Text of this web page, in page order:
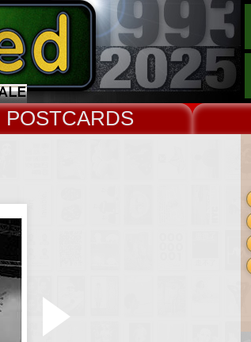
CARDS